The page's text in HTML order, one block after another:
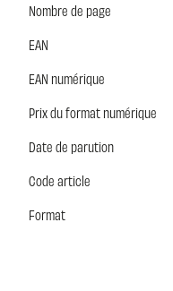
Nombre de page
EAN
EAN numérique
Prix du format numérique
Date de parution
Code article
Format